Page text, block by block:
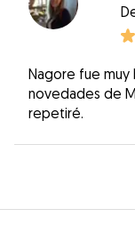
Nagore fue
novedades de
repetiré.